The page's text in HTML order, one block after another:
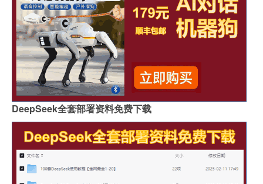
DeepSeek全套部署资料免费下载